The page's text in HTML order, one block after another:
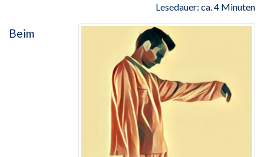
Lesedauer: ca. 4 Minuten
Beim